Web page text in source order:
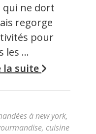
qui ne dort
regorge
pour
les …
la suite
à new york,
, cuisine